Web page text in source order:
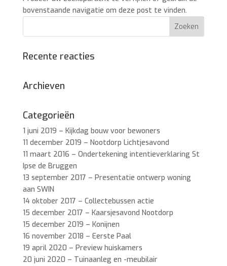
bovenstaande navigatie om deze post te vinden.
Recente reacties
Archieven
Categorieën
1 juni 2019 – Kijkdag bouw voor bewoners
11 december 2019 – Nootdorp Lichtjesavond
11 maart 2016 – Ondertekening intentieverklaring St
Ipse de Bruggen
13 september 2017 – Presentatie ontwerp woning
aan SWIN
14 oktober 2017 – Collectebussen actie
15 december 2017 – Kaarsjesavond Nootdorp
15 december 2019 – Konijnen
16 november 2018 – Eerste Paal
19 april 2020 – Preview huiskamers
20 juni 2020 – Tuinaanleg en -meubilair